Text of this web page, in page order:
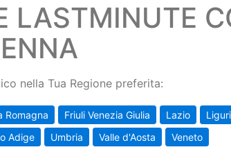
LASTMINUTE
nella Tua Regione preferita:
Romagna Friuli Venezia Giulia Lazio
Adige Umbria Valle d'Aosta Veneto